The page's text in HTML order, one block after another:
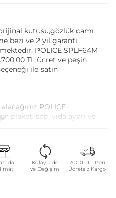
Kolay İade
ve Değişim
2000 TL Üzeri
Ücretsiz Kargo
kutusu,gözlük camı
bezi ve 2 yıl garanti
POLICE SPLF64M
TL ücret ve peşin
ile satın
POLICE
plaket, sap, vida ayarı ve
değişim ve bakım
yapılmaktadır.